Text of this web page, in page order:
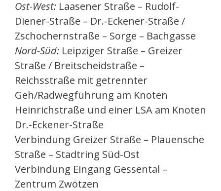
Ost-West: Laasener Straße – Rudolf-
Diener-Straße – Dr.-Eckener-Straße /
Zschochernstraße – Sorge – Bachgasse
Nord-Süd: Leipziger Straße – Greizer
Straße / Breitscheidstraße –
Reichsstraße mit getrennter
Geh/Radwegführung am Knoten
Heinrichstraße und einer LSA am Knoten
Dr.-Eckener-Straße
Verbindung Greizer Straße – Plauensche
Straße – Stadtring Süd-Ost
Verbindung Eingang Gessental –
Zentrum Zwötzen